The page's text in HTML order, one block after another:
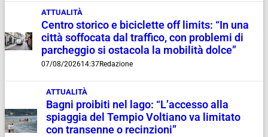
ATTUALITÀ
Centro storico e biciclette off limits: “In una
città soffocata dal traffico, con problemi di
parcheggio si ostacola la mobilità dolce”
07/08/202614:37Redazione
ATTUALITÀ
Bagni proibiti nel lago: “L’accesso alla
spiaggia del Tempio Voltiano va limitato
con transenne o recinzioni”